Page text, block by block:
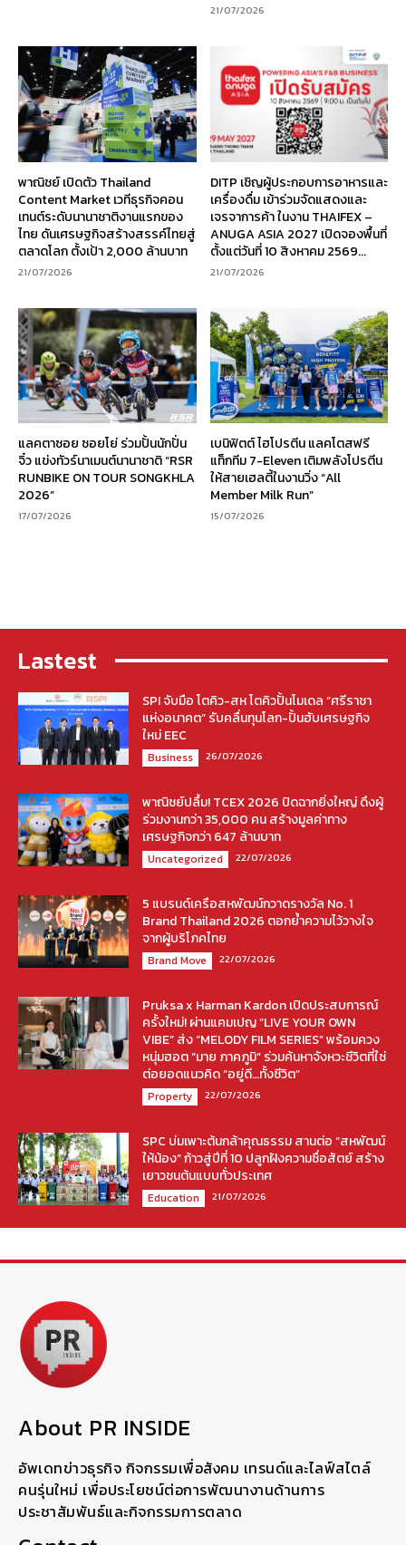
21/07/2026
พาณิชย์ เปิดตัว Thailand
Content Market เวทีธุรกิจคอน
เทนต์ระดับนานาชาติงานแรกของ
ไทย ดันเศรษฐกิจสร้างสรรค์ไทยสู่
ตลาดโลก ตั้งเป้า 2,000 ล้านบาท
21/07/2026
DITP เชิญผู้ประกอบการอาหารและ
เครื่องดื่ม เข้าร่วมจัดแสดงและ
เจรจาการค้า ในงาน THAIFEX –
ANUGA ASIA 2027 เปิดจองพื้นที่
ตั้งแต่วันที่ 10 สิงหาคม 2569...
21/07/2026
แลคตาซอย ซอยโย่ ร่วมปั้นนักปั่น
จิ๋ว แข่งทัวร์นาเมนต์นานาชาติ “RSR
RUNBIKE ON TOUR SONGKHLA
2026”
17/07/2026
เบนิฟิตต์ ไฮโปรตีน แลคโตสฟรี
แท็กทีม 7-Eleven เติมพลังโปรตีน
ให้สายเฮลตี้ในงานวิ่ง “All
Member Milk Run”
15/07/2026
Lastest
SPI จับมือ โตคิว-สห โตคิวปั้นโมเดล “ศรีราชา
แห่งอนาคต” รับคลื่นทุนโลก-ปั้นฮับเศรษฐกิจ
ใหม่ EEC
Business 26/07/2026
พาณิชย์ปลื้ม! TCEX 2026 ปิดฉากยิ่งใหญ่ ดึงผู้
ร่วมงานกว่า 35,000 คน สร้างมูลค่าทาง
เศรษฐกิจกว่า 647 ล้านบาท
Uncategorized 22/07/2026
5 แบรนด์เครือสหพัฒน์กวาดรางวัล No. 1
Brand Thailand 2026 ตอกย้ำความไว้วางใจ
จากผู้บริโภคไทย
Brand Move 22/07/2026
Pruksa x Harman Kardon เปิดประสบการณ์
ครั้งใหม่! ผ่านแคมเปญ “LIVE YOUR OWN
VIBE” ส่ง “MELODY FILM SERIES” พร้อมควง
หนุ่มฮอต “มาย ภาคภูมิ” ร่วมค้นหาจังหวะชีวิตที่ใช่
ต่อยอดแนวคิด “อยู่ดี…ทั้งชีวิต”
Property 22/07/2026
SPC บ่มเพาะต้นกล้าคุณธรรม สานต่อ “สหพัฒน์
ให้น้อง” ก้าวสู่ปีที่ 10 ปลูกฝังความซื่อสัตย์ สร้าง
เยาวชนต้นแบบทั่วประเทศ
Education 21/07/2026
About PR INSIDE
อัพเดทข่าวธุรกิจ กิจกรรมเพื่อสังคม เทรนด์และไลฟ์สไตล์
คนรุ่นใหม่ เพื่อประโยชน์ต่อการพัฒนางานด้านการ
ประชาสัมพันธ์และกิจกรรมการตลาด